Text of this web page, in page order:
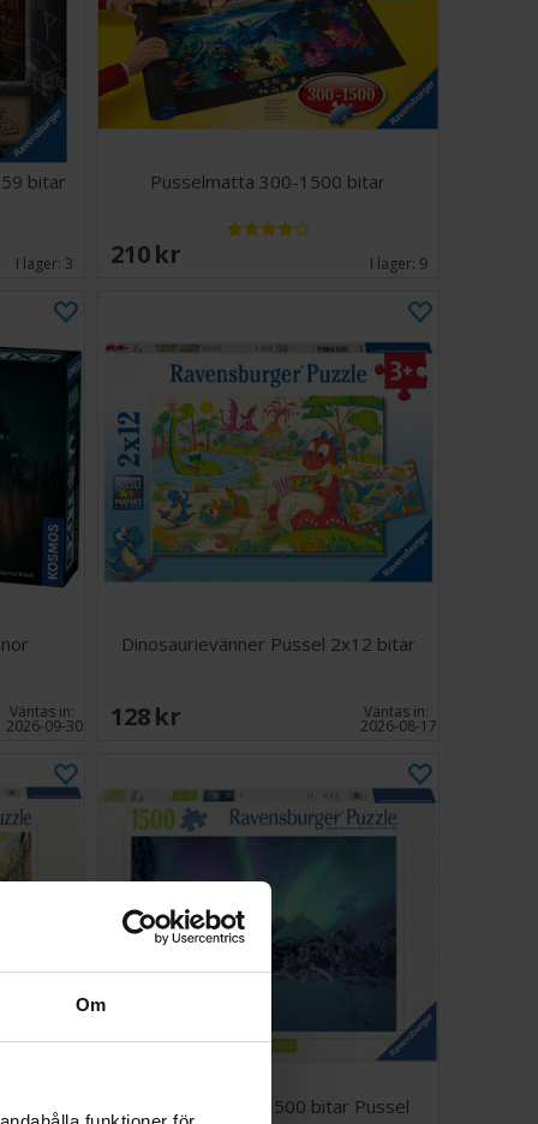
Om
bitar
I lager: 3
Pusselmatta 300-1500 bitar
210 SEK I lager: 9
Väntas in:
2026-09-30
Dinosaurievänner Pussel 2x12 bitar
128 SEK Väntas in:
2026-08-17
The Arctic Show 1500 bitar Pussel